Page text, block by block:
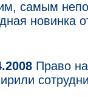
самым
новинка
Право